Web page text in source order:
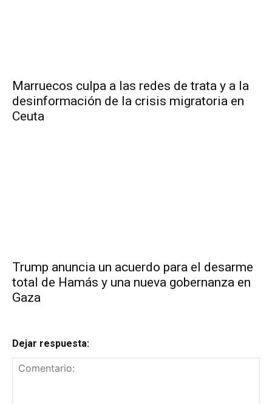
Marruecos culpa a las redes de trata y a la
desinformación de la crisis migratoria en
Ceuta
Trump anuncia un acuerdo para el desarme
total de Hamás y una nueva gobernanza en
Gaza
Dejar respuesta: